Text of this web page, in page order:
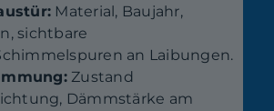
Material, Baujahr,
sichtbare
an Laibungen.
Zustand
Dämmstärke am